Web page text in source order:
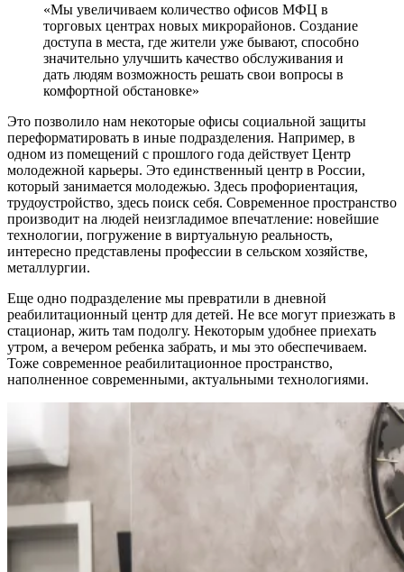
«Мы увеличиваем количество офисов МФЦ в
торговых центрах новых микрорайонов. Создание
доступа в места, где жители уже бывают, способно
значительно улучшить качество обслуживания и
дать людям возможность решать свои вопросы в
комфортной обстановке»
Это позволило нам некоторые офисы социальной защиты
переформатировать в иные подразделения. Например, в
одном из помещений с прошлого года действует Центр
молодежной карьеры. Это единственный центр в России,
который занимается молодежью. Здесь профориентация,
трудоустройство, здесь поиск себя. Современное пространство
производит на людей неизгладимое впечатление: новейшие
технологии, погружение в виртуальную реальность,
интересно представлены профессии в сельском хозяйстве,
металлургии.
Еще одно подразделение мы превратили в дневной
реабилитационный центр для детей. Не все могут приезжать в
стационар, жить там подолгу. Некоторым удобнее приехать
утром, а вечером ребенка забрать, и мы это обеспечиваем.
Тоже современное реабилитационное пространство,
наполненное современными, актуальными технологиями.